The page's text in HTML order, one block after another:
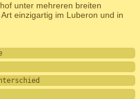
unter mehreren breiten
einzigartig im Luberon und in